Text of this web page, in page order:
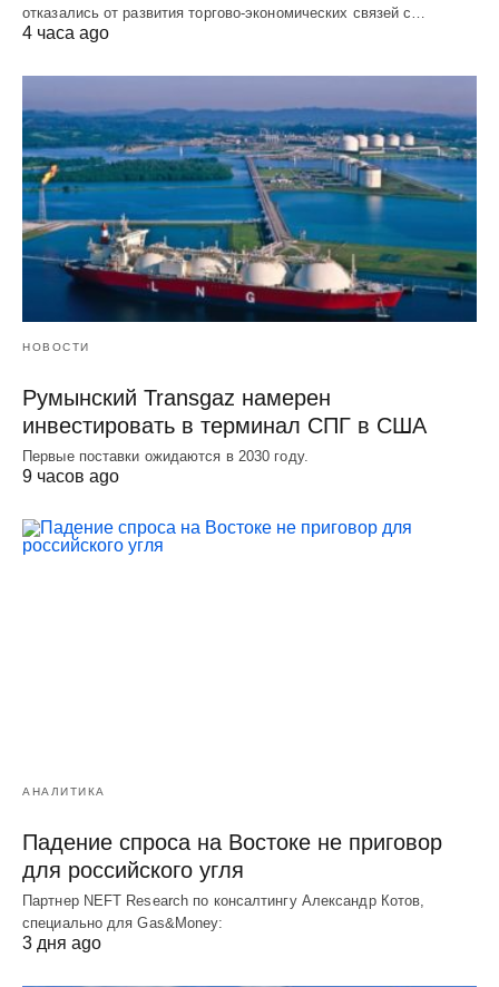
отказались от развития торгово-экономических связей с…
4 часа ago
НОВОСТИ
Румынский Transgaz намерен
инвестировать в терминал СПГ в США
Первые поставки ожидаются в 2030 году.
9 часов ago
АНАЛИТИКА
Падение спроса на Востоке не приговор
для российского угля
Партнер NEFT Research по консалтингу Александр Котов,
специально для Gas&Money:
3 дня ago